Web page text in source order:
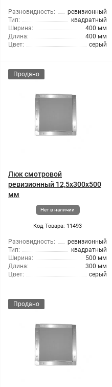
Разновидность:
ревизионный
Тип:
квадратный
Ширина:
400 мм
Длина:
400 мм
Цвет:
серый
Продано
Люк смотровой
ревизионный 12,5x300x500
мм
Нет в наличии
Код Товара: 11493
Разновидность:
ревизионный
Тип:
квадратный
Ширина:
500 мм
Длина:
300 мм
Цвет:
серый
Продано